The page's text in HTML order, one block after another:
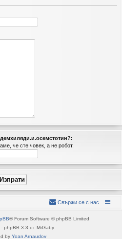
че сте човек, а не робот.
Свържи се с нас
® Forum Software © phpBB Limited
- phpBB 3.3 от MrGaby
by Yoan Arnaudov